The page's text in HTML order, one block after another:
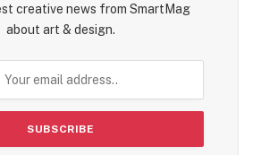
creative news from SmartMag
about art & design.